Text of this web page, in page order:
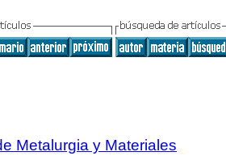
Metalurgia y Materiales